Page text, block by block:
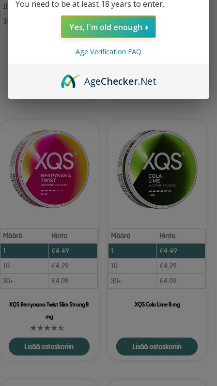
10
€4.29
30+
Lisää ostoskoriin
10
€4.29
Lisää ostoskoriin
Määrä
Hinta
1
€4.49
10
€4.29
30+
€4.09
XQS Berrynana Twist Slim Strong 8
mg
Lisää ostoskoriin
Määrä
Hinta
1
€4.49
10
€4.29
30+
€4.09
XQS Cola Lime 8 mg
Lisää ostoskoriin
You need to be at least 18 years to enter.
Yes, I´m old enough
Age Verification FAQ
AgeChecker.Net